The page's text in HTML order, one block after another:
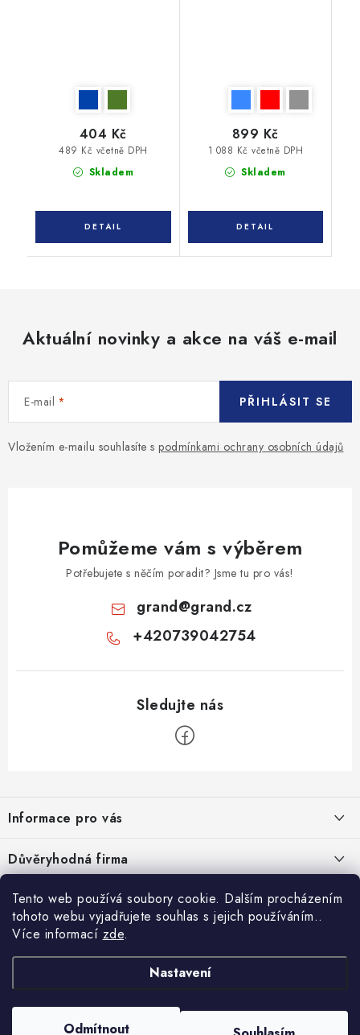
Tento web používá soubory cookie. Dalším procházením
tohoto webu vyjadřujete souhlas s jejich používáním..
Více informací zde.
Nastavení
Odmítnout
Skladem
489 Kč včetně DPH
404 Kč
Skladem
1 088 Kč včetně DPH
899 Kč
Aktuální novinky a akce na váš e-mail
E-mail
Vložením e-mailu souhlasíte s podmínkami ochrany osobních údajů
PŘIHLÁSIT SE
Pomůžeme vám s výběrem
Potřebujete s něčím poradit? Jsme tu pro vás!
grand@grand.cz
+420739042754
p
a
t
Informace pro vás
Velkoobchod
O nás
Kontakty
Náhradní plnění
Důvěryhodná firma
Ověřeno zákazníky